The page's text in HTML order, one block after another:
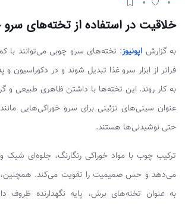
خلاقیت در استفاده از تخته‌های
به گزارش اپونیوز: تخته‌های سرو چوبی می‌توانند با
فراتر از ابزار سرو غذا تبدیل شوند و در دکوراسیون
به کار روند. این تخته‌ها با داشتن ظاهری طبیعی و
عنوان سینی‌های تزئینی برای سرو خوراکی‌هایی
حتی نوشیدنی‌ها هستند.
ترکیب چوب با مواد خوراکی رنگارنگ، جلوه‌ای شیک
می‌دهد و حس صمیمیت را تقویت می‌کند. همچنین،
به عنوان تخته‌های برش، پایه‌ نگهدارنده ظروف